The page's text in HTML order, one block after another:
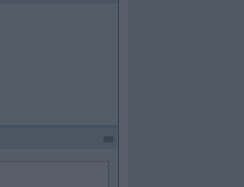
#86